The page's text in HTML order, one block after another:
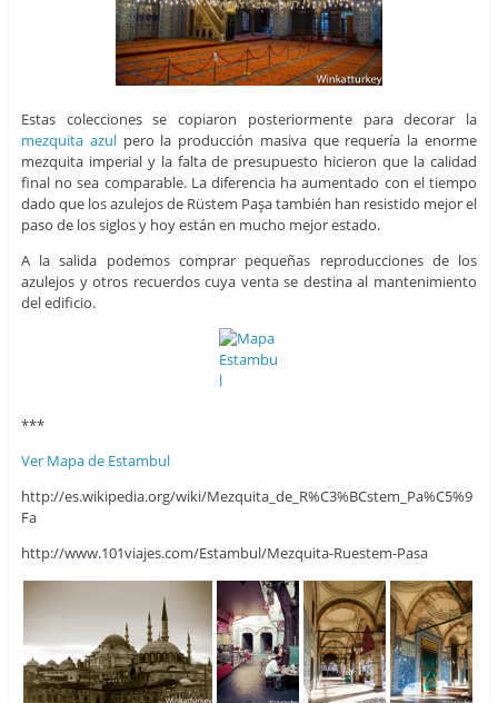
Estas colecciones se copiaron posteriormente para decorar la
mezquita azulpero la producción masiva que requería la enorme
mezquita imperial y la falta de presupuesto hicieron que la calidad
final no sea comparable. La diferencia ha aumentado con el tiempo
dado que los azulejos de Rüstem Paşa también han resistido mejor el
paso de los siglos y hoy están en mucho mejor estado.
A la salida podemos comprar pequeñas reproducciones de los
azulejos y otros recuerdos cuya venta se destina al mantenimiento
del edificio.
***
Ver Mapa de Estambul
http://es.wikipedia.org/wiki/Mezquita_de_R%C3%BCstem_Pa%C5%9
Fa
http://www.101viajes.com/Estambul/Mezquita-Ruestem-Pasa